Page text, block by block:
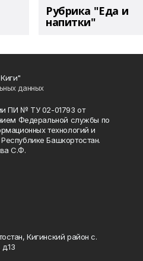
Рубрика "Еда и
напитки"
данных
ПИ № ТУ 02-01793 от
Федеральной службы по
технологий и
Башкортостан.
С.Ф.
Кигинский район с.